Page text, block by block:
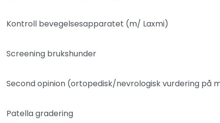
Kontroll bevegelsesapparatet (m/ Laxmi)
Screening brukshunder
Second opinion (ortopedisk/nevrologisk vurdering på
Patella gradering